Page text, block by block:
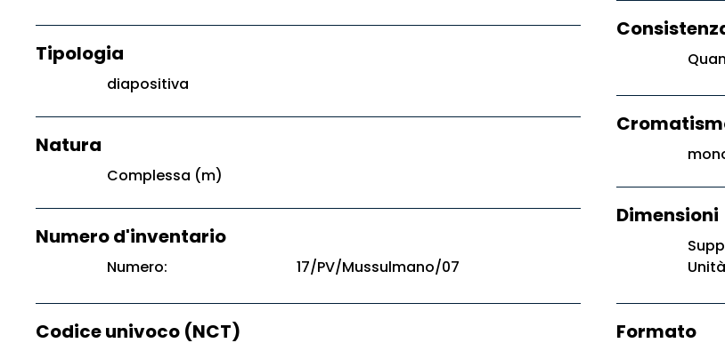
Tipologia
diapositiva
Natura
Complessa (m)
Numero d'inventario
Numero: 17/PV/Mussulmano/07
Codice univoco (NCT)
Dimensioni
Formato